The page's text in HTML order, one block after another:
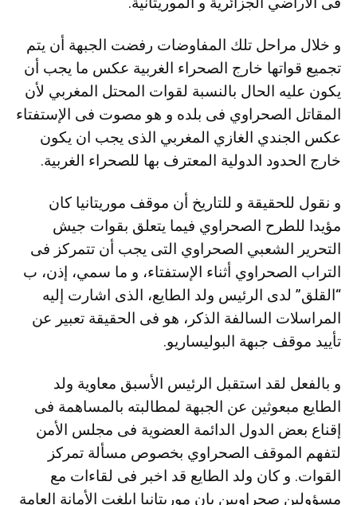
و خلال مراحل تلك المفاوضات رفضت الجبهة أن يتم
تجميع قواتها خارج الصحراء الغربية عكس ما يجب أن
يكون عليه الحال بالنسبة لقوات المحتل المغربي لأن
المقاتل الصحراوي فى بلده و هو مصوت فى الإستفتاء
عكس الجندي الغازي المغربي الذى يجب ان يكون
خارج الحدود الدولية المعترف بها للصحراء الغربية.
و نقول للحقيقة و للتاريخ أن موقف موريتانيا كان
مؤيدا للطرح الصحراوي فيما يتعلق بقوات جيش
التحرير الشعبي الصحراوي التى يجب أن تتمركز فى
التراب الصحراوي أثناء الإستفتاء، و ما سمي، إذن، ب
“القلق” لدى الرئيس ولد الطايع، الذى اشارت إليه
المراسلات السالفة الذكر، هو فى الحقيقة تعبير عن
تأييد موقف جبهة البوليساريو.
و بالفعل لقد استقبل الرئيس الأسبق معاوية ولد
الطايع مبعوثين عن الجبهة لمطالبته بالمساهمة فى
إقناع بعض الدول الدائمة العضوية فى مجلس الأمن
لتفهم الموقف الصحراوي بخصوص مسألة تمركز
القوات. و كان ولد الطايع قد اخبر فى لقاءات مع
مسؤولين صحراويين بان موريتانيا ابلغت الأمانة العامة